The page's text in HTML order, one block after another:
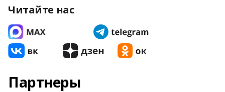
Читайте нас
Партнеры